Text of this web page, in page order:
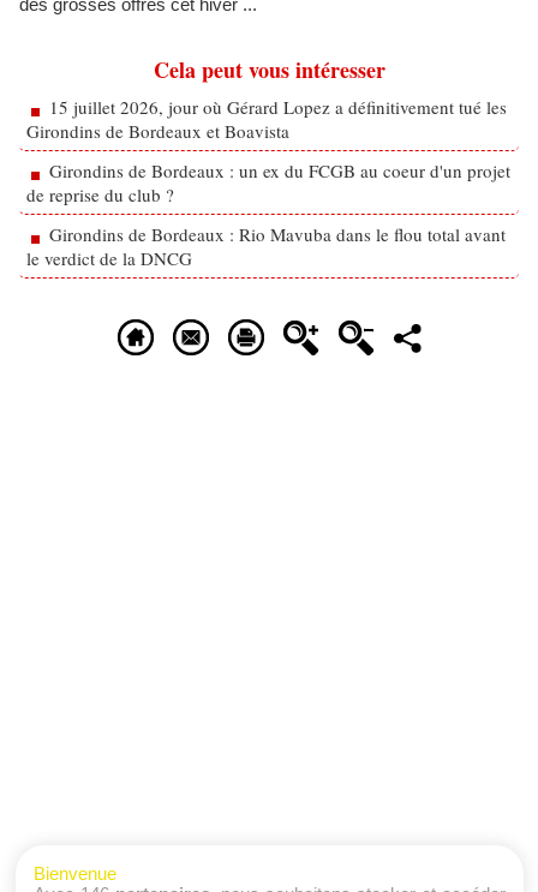
des grosses offres cet hiver ...
Cela peut vous intéresser
15 juillet 2026, jour où Gérard Lopez a définitivement tué les
Girondins de Bordeaux et Boavista
Girondins de Bordeaux : un ex du FCGB au coeur d'un projet
de reprise du club ?
Girondins de Bordeaux : Rio Mavuba dans le flou total avant
le verdict de la DNCG
Bienvenue